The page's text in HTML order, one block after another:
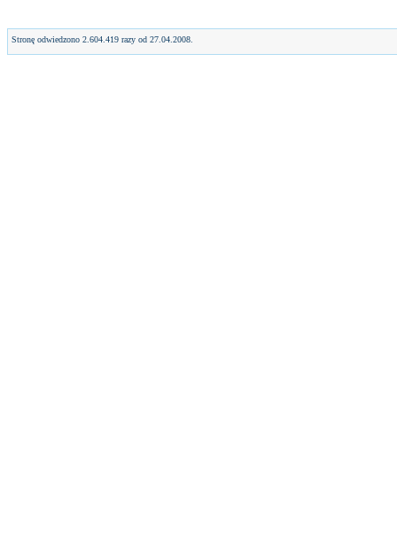
Stronę odwiedzono 2.604.419 razy od 27.04.2008.